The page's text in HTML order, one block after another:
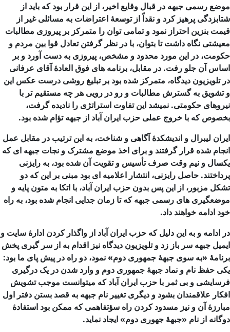
موضع رسمی جبهه در قبال وقایع اخیر، از این قرار بود که باید از
شتابزدگی پرهیز کرد و نقداً از توسعۀ اعتراضات به مسائلی غیر از
قیمت بنزین احتراز نمود و تمامی توان را متمرکز بر پیروزی مطالبات
معیشتی نگاه داشت تا بتوان، با در نظر گرفتن تعادل قوا بین مردم و
حکومت، در این مورد محدود و مشخص، پیروزی به دست آورد و بر
اساس آن جلو رفت. در مقابل، برنامه های فوق العادۀ آقای عرفانی
در تلویزیون دیدگاه، متمرکز شده بود بر تبلیغ روشی درست عکس این
و تشویق به گسترش مطالبات و رو در رویی هر چه مستقیم تر با
نیروهای حکومتی. نمیشد این تفاوت استراتژی را نادیده گرفت،
بخصوص که با خروج عملی حزب ایران آباد از جبهه تؤام شده بود.
ایران لیبرال و اندیشکدۀ آگاهی و شناخت، به این ترتیب در مقابل عمل
انجام شده قرار گرفتند و برای اخذ موضع مشترک و نجات جبهه ای که
یکسال و نیم وقت صرف تأسیس و تقویت آن شده بود، به رایزنی
پرداختند. حاصل رایزنی، انتشار اعلامیه ای بود مبنی بر این که دو
تشکل مزبور، از این پس بدون حزب ایران آباد، با اتکا به متون پایه و
موضعگیری های رسمی جبهه که تا زمان جدایی انجام شده بود، به راه
خود ادامه خواهند داد.
در ادامه و به این دلیل که حزب ایران آباد از واگذار کردن ادارۀ سایت و
ایمیل جبهه سر باز زد و تلویزیون دیدگاه نیز اقدام به از سر گیری پخش
برنامۀ «به سوی جبهۀ جمهوری دوم» نمود، دو راه در پیش پای ما بود:
یکی حفظ نام و نماد جبهۀ جمهوری دوم و وارد شدن در یک درگیری
فرسایشی و بی ثمر با حزب ایران آباد که میتوانست موجب تشویش
افکار علاقمندان بشود و دیگری تغییر نام جبهه به قصد بستن دفتر اول
مبارزۀ آن و نیز مسدود کردن راه سؤتفاهمی که ممکن بود استفادۀ
دوگانه از نام «جبهۀ جهوری دوم» ایجاد نماید.